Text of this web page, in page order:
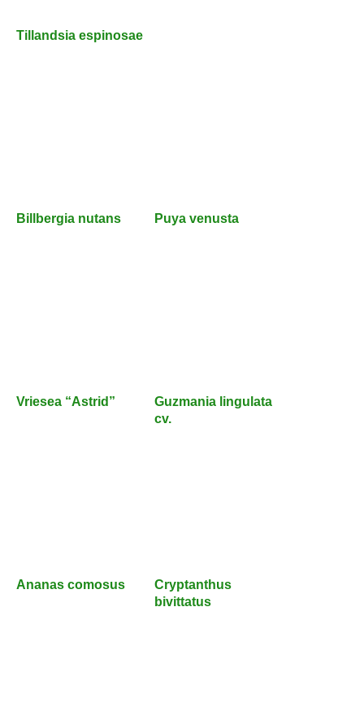
Tillandsia espinosae
Billbergia nutans Puya venusta
Vriesea “Astrid”
Guzmania lingulata
cv.
Ananas comosus
Cryptanthus
bivittatus